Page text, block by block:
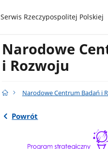
gov.pl
Serwis Rzeczypospolitej Polskiej
Narodowe
i Rozwoju
Narodowe Centrum Badań i
Powrót